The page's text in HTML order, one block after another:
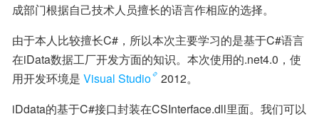
成部门根据自己技术人员擅长的语言作相应的选择。
由于本人比较擅长C#，所以本次主要学习的是基于C#语言
在iData数据工厂开发方面的知识。本次使用的.net4.0，使
用开发环境是 Visual Studio
2012。
iDdata的基于C#接口封装在CSInterface.dll里面。我们可以